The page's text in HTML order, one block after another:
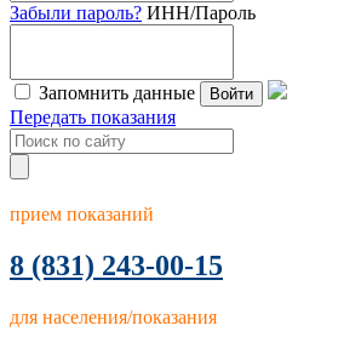
Забыли пароль? ИНН/Пароль
Запомнить данные Войти
Передать показания
прием показаний
8 (831) 243-00-15
для населения/показания